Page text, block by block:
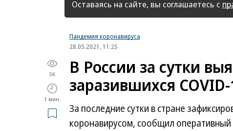
Оставаясь на сайте, вы соглашаетесь с
Пандемия коронавируса
28.05.2021, 11:25
5K
1 мин.
В России за сутки
заразившихся
За последние сутки в стране
коронавирусом, сообщил